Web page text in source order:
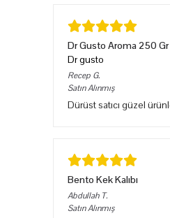
Dr Gusto Aroma 250 Gr
Dr gusto
Recep G.
Satın Alınmış
Dürüst satıcı güzel
Bento Kek Kalıbı
Abdullah T.
Satın Alınmış